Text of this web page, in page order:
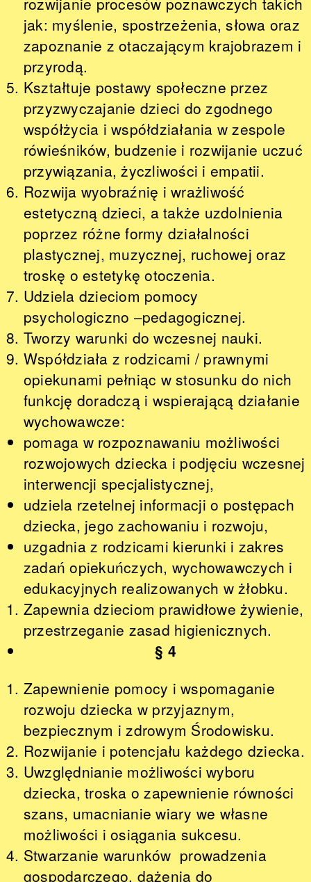
jak: myślenie, spostrzeżenia, słowa oraz
zapoznanie z otaczającym krajobrazem i
przyrodą.
Kształtuje postawy społeczne przez
przyzwyczajanie dzieci do zgodnego
współżycia i współdziałania w zespole
rówieśników, budzenie i rozwijanie uczuć
przywiązania, życzliwości i empatii.
Rozwija wyobraźnię i wrażliwość
estetyczną dzieci, a także uzdolnienia
poprzez różne formy działalności
plastycznej, muzycznej, ruchowej oraz
troskę o estetykę otoczenia.
Udziela dzieciom pomocy
psychologiczno –pedagogicznej.
Tworzy warunki do wczesnej nauki.
Współdziała z rodzicami / prawnymi
opiekunami pełniąc w stosunku do nich
funkcję doradczą i wspierającą działanie
wychowawcze:
pomaga w rozpoznawaniu możliwości
rozwojowych dziecka i podjęciu wczesnej
interwencji specjalistycznej,
udziela rzetelnej informacji o postępach
dziecka, jego zachowaniu i rozwoju,
uzgadnia z rodzicami kierunki i zakres
zadań opiekuńczych, wychowawczych i
edukacyjnych realizowanych w żłobku.
Zapewnia dzieciom prawidłowe żywienie,
przestrzeganie zasad higienicznych.
§ 4
Zapewnienie pomocy i wspomaganie
rozwoju dziecka w przyjaznym,
bezpiecznym i zdrowym Środowisku.
Rozwijanie i potencjału każdego dziecka.
Uwzględnianie możliwości wyboru
dziecka, troska o zapewnienie równości
szans, umacnianie wiary we własne
możliwości i osiągania sukcesu.
Stwarzanie warunków prowadzenia
gospodarczego, dążenia do